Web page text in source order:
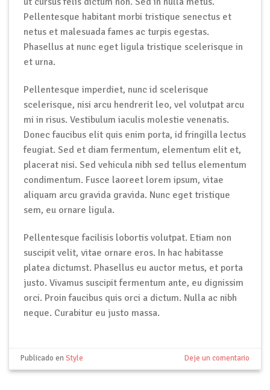
Pellentesque habitant morbi tristique senectus et
netus et malesuada fames ac turpis egestas.
Phasellus at nunc eget ligula tristique scelerisque in
et urna.
Pellentesque imperdiet, nunc id scelerisque
scelerisque, nisi arcu hendrerit leo, vel volutpat arcu
mi in risus. Vestibulum iaculis molestie venenatis.
Donec faucibus elit quis enim porta, id fringilla lectus
feugiat. Sed et diam fermentum, elementum elit et,
placerat nisi. Sed vehicula nibh sed tellus elementum
condimentum. Fusce laoreet lorem ipsum, vitae
aliquam arcu gravida gravida. Nunc eget tristique
sem, eu ornare ligula.
Pellentesque facilisis lobortis volutpat. Etiam non
suscipit velit, vitae ornare eros. In hac habitasse
platea dictumst. Phasellus eu auctor metus, et porta
justo. Vivamus suscipit fermentum ante, eu dignissim
orci. Proin faucibus quis orci a dictum. Nulla ac nibh
neque. Curabitur eu justo massa.
Publicado enStyle Deje un comentario